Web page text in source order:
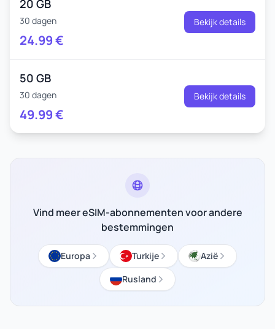
20 GB
30 dagen
24.99€
Bekijk details
50 GB
30 dagen
49.99€
Bekijk details
Vind meer eSIM-abonnementen voor andere
bestemmingen
Europa Turkije
Azië
Rusland